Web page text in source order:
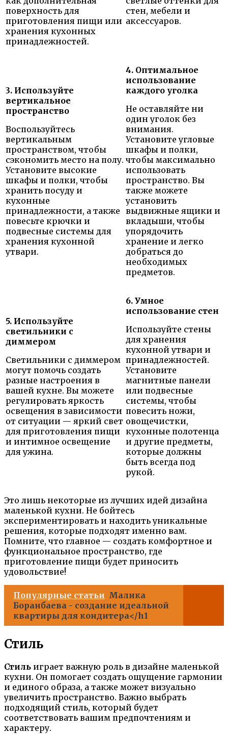
поверхность для
приготовления пищи или
хранения кухонных
принадлежностей.
стен, мебели и
аксессуаров.
3. Используйте
вертикальное
пространство
Воспользуйтесь
вертикальным
пространством, чтобы
сэкономить место на полу.
Установите высокие
шкафы и полки, чтобы
хранить посуду и
кухонные
принадлежности, а также
повесьте крючки и
подвесные системы для
хранения кухонной
утвари.
4. Оптимальное
использование
каждого уголка
Не оставляйте ни
один уголок без
внимания.
Установите угловые
шкафы и полки,
чтобы максимально
использовать
пространство. Вы
также можете
установить
выдвижные ящики и
вкладыши, чтобы
упорядочить
хранение и легко
добраться до
необходимых
предметов.
5. Используйте
светильники с
диммером
Светильники с диммером
могут помочь создать
разные настроения в
вашей кухне. Вы можете
регулировать яркость
освещения в зависимости
от ситуации — яркий свет
для приготовления пищи
и интимное освещение
для ужина.
6. Умное
использование стен
Используйте стены
для хранения
кухонной утвари и
принадлежностей.
Установите
магнитные панели
или подвесные
системы, чтобы
повесить ножи,
овощечистки,
кухонные полотенца
и другие предметы,
которые должны
быть всегда под
рукой.
Это лишь некоторые из лучших идей дизайна
маленькой кухни. Не бойтесь
экспериментировать и находить уникальные
решения, которые подходят именно вам.
Помните, что главное — создать комфортное и
функциональное пространство, где
приготовление пищи будет приносить
удовольствие!
Популярные статьи Малика
Боранбаева - создание идеальной
квартиры для кондитера</h1
Стиль
Стиль играет важную роль в дизайне маленькой
кухни. Он помогает создать ощущение гармонии
и единого образа, а также может визуально
увеличить пространство. Важно выбрать
подходящий стиль, который будет
соответствовать вашим предпочтениям и
характеру.